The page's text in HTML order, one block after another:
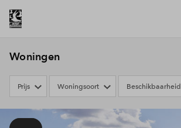
Woningen
Prijs Woningsoort Beschikbaarheid